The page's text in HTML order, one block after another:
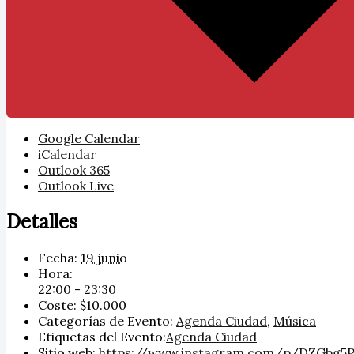
Google Calendar
iCalendar
Outlook 365
Outlook Live
Detalles
Fecha: 19 junio
Hora:
22:00 - 23:30
Coste: $10.000
Categorías de Evento: Agenda Ciudad, Música
Etiquetas del Evento:Agenda Ciudad